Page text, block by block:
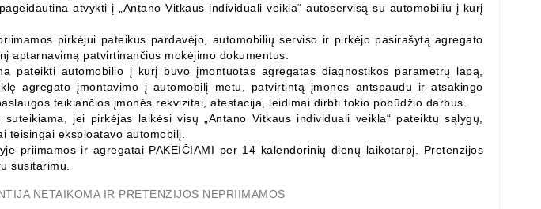
pageidautina atvykti į „Antano Vitkaus individuali veikla“ autoservisą su automobiliu į kurį
pirkėjui pateikus pardavėjo, automobilių serviso ir pirkėjo pasirašytą agregato
aptarnavimą patvirtinančius mokėjimo dokumentus.
pateikti automobilio į kurį buvo įmontuotas agregatas diagnostikos parametrų lapą,
agregato įmontavimo į automobilį metu, patvirtintą įmonės antspaudu ir atsakingo
teikiančios įmonės rekvizitai, atestacija, leidimai dirbti tokio pobūdžio darbus.
jei pirkėjas laikėsi visų „Antano Vitkaus individuali veikla“ pateiktų sąlygų,
teisingai eksploatavo automobilį.
priimamos ir agregatai PAKEIČIAMI per 14 kalendorinių dienų laikotarpį. Pretenzijos
susitarimu.
NETAIKOMA IR PRETENZIJOS NEPRIIMAMOS